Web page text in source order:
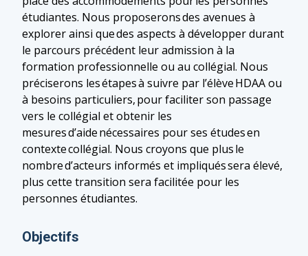
étudiantes. Nous proposerons des avenues à
explorer ainsi que des aspects à développer durant
le parcours précédent leur admission à la
formation professionnelle ou au collégial. Nous
préciserons les étapes à suivre par l’élève HDAA ou
à besoins particuliers, pour faciliter son passage
vers le collégial et obtenir les
mesures d’aide nécessaires pour ses études en
contexte collégial. Nous croyons que plus le
nombre d’acteurs informés et impliqués sera élevé,
plus cette transition sera facilitée pour les
personnes étudiantes.
Objectifs